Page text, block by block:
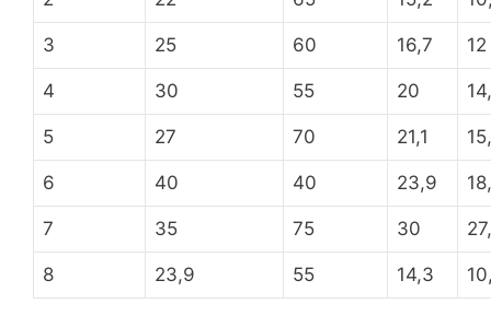
3 25 60 16,7 12
4 30 55 20
5 27 70 21,1
6 40 40 23,9
7 35 75 30
8 23,9 55 14,3